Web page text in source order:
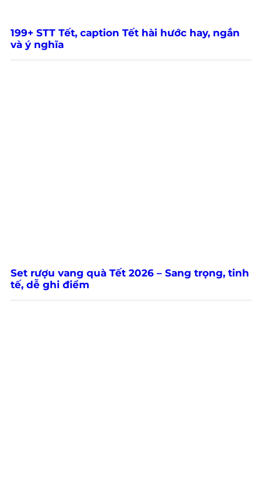
199+ STT Tết, caption Tết hài hước hay, ngắn
và ý nghĩa
Set rượu vang quà Tết 2026 – Sang trọng, tinh
tế, dễ ghi điểm